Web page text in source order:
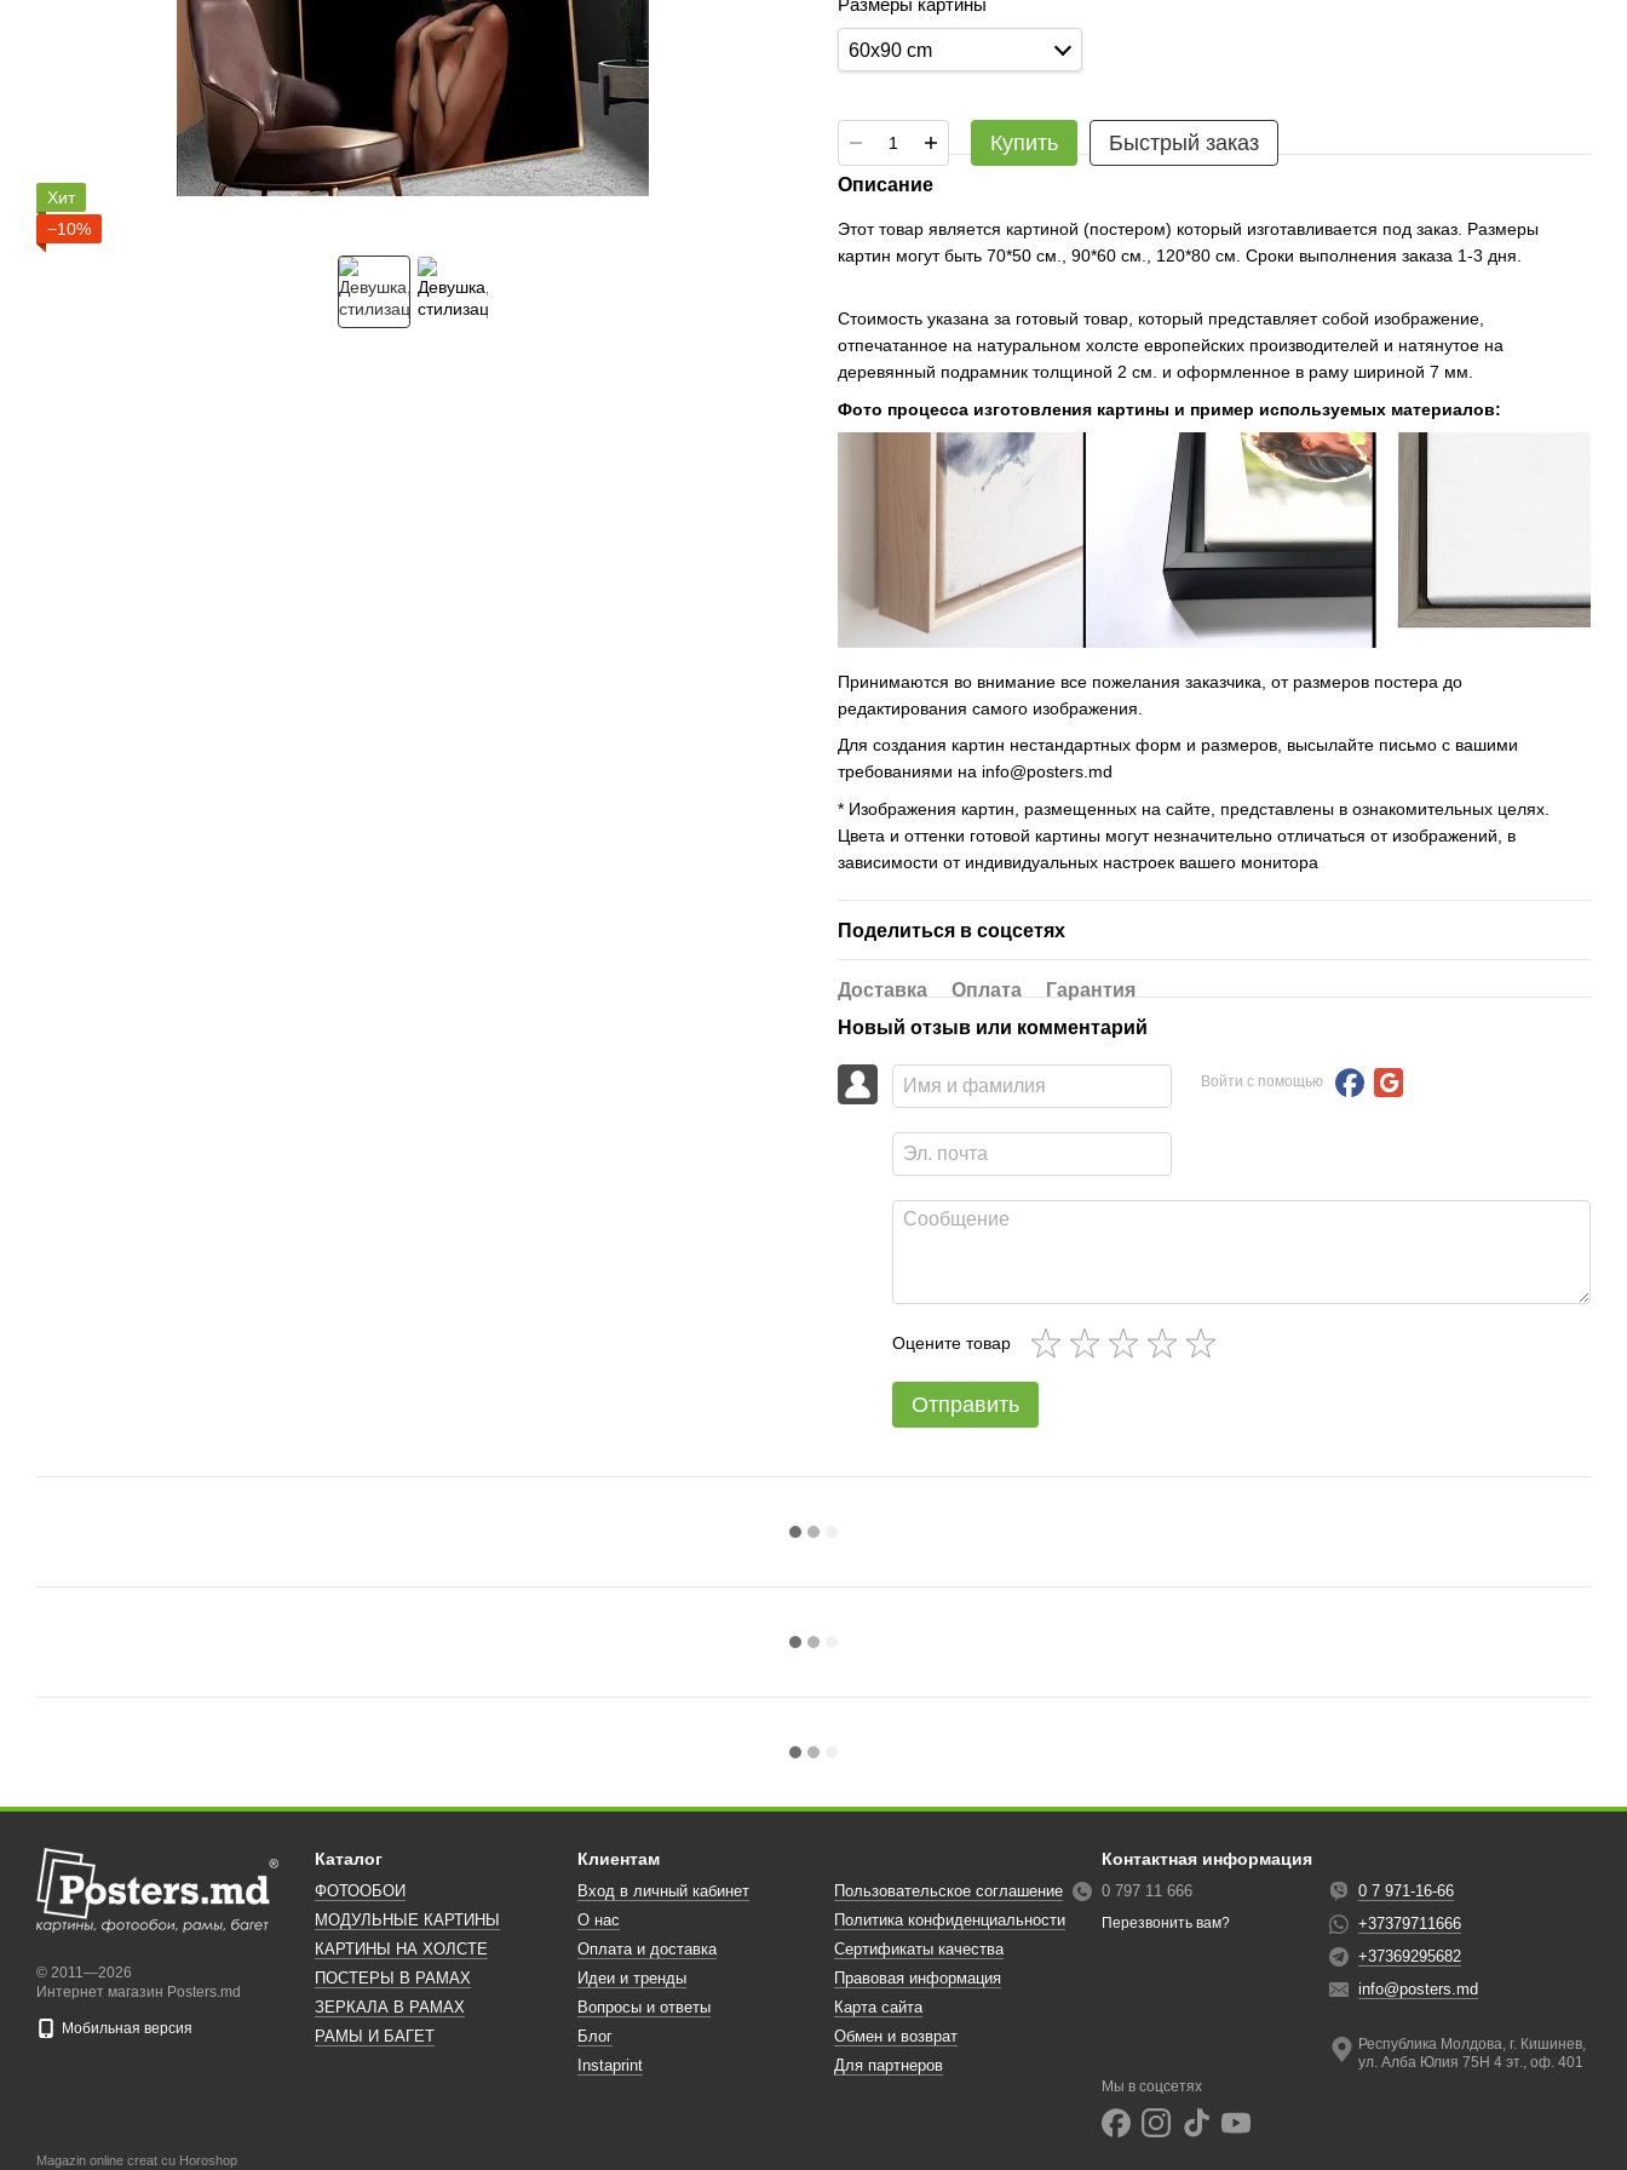
Хит
−10%
Размеры картины
60x90 cm
Купить Быстрый заказ
Описание
Этот товар является картиной (постером) который изготавливается под заказ. Размеры
картин могут быть 70*50 см., 90*60 см., 120*80 см. Сроки выполнения заказа 1-3 дня.
Стоимость указана за готовый товар, который представляет собой изображение,
отпечатанное на натуральном холсте европейских производителей и натянутое на
деревянный подрамник толщиной 2 см. и оформленное в раму шириной 7 мм.
Фото процесса изготовления картины и пример используемых материалов:
Принимаются во внимание все пожелания заказчика, от размеров постера до
редактирования самого изображения.
Для создания картин нестандартных форм и размеров, высылайте письмо c вашими
требованиями на info@posters.md
* Изображения картин, размещенных на сайте, представлены в ознакомительных целях.
Цвета и оттенки готовой картины могут незначительно отличаться от изображений, в
зависимости от индивидуальных настроек вашего монитора
Поделиться в соцсетях
Доставка Оплата
Гарантия
Новый отзыв или комментарий
Войти с помощью
Оцените товар
Отправить
© 2011—2026
Интернет магазин Posters.md
Мобильная версия
Magazin online creat cu Horoshop
Каталог
ФОТООБОИ
МОДУЛЬНЫЕ КАРТИНЫ
КАРТИНЫ НА ХОЛСТЕ
ПОСТЕРЫ В РАМАХ
ЗЕРКАЛА В РАМАХ
РАМЫ И БАГЕТ
Клиентам
Вход в личный кабинет
О нас
Оплата и доставка
Идеи и тренды
Вопросы и ответы
Блог
Instaprint
Пользовательское соглашение
Политика конфиденциальности
Сертификаты качества
Правовая информация
Карта сайта
Обмен и возврат
Для партнеров
Контактная информация
0 797 11 666
Перезвонить вам?
0 7 971-16-66
+37379711666
+37369295682
info@posters.md
Республика Молдова, г. Кишинев,
ул. Алба Юлия 75Н 4 эт., оф. 401
Мы в соцсетях